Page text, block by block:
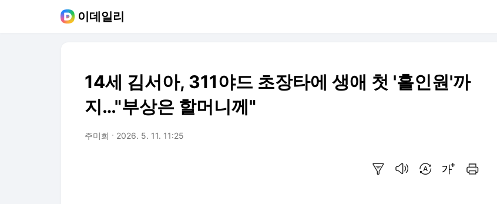
이데일리
14세 김서아, 311야드 초장타에 생애 첫 '홀인원'까
지…"부상은 할머니께"
주미희 2026. 5. 11. 11:25